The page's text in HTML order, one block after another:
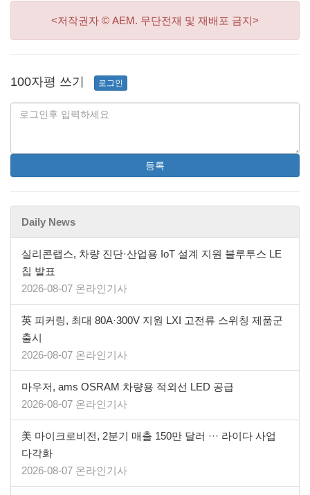
<저작권자 © AEM. 무단전재 및 재배포 금지>
100자평 쓰기 로그인
등록
Daily News
실리콘랩스, 차량 진단·산업용 IoT 설계 지원 블루투스 LE
칩 발표
2026-08-07 온라인기사
英 피커링, 최대 80A·300V 지원 LXI 고전류 스위칭 제품군
출시
2026-08-07 온라인기사
마우저, ams OSRAM 차량용 적외선 LED 공급
2026-08-07 온라인기사
美 마이크로비전, 2분기 매출 150만 달러 ··· 라이다 사업
다각화
2026-08-07 온라인기사